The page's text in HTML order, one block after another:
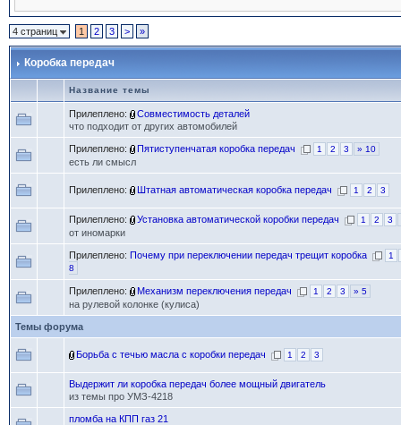
4 страниц 1 2 3 > »
Коробка передач
Название темы
Прилеплено:
Совместимость деталей
что подходит от других автомобилей
Прилеплено: Пятиступенчатая коробка передач 1 2 3 » 10
есть ли смысл
Прилеплено: Штатная автоматическая коробка передач 1 2 3
Прилеплено: Установка автоматической коробки передач 1 2 3
от иномарки
Прилеплено: Почему при переключении передач трещит коробка
1
8
Прилеплено: Механизм переключения передач 1 2 3 » 5
на рулевой колонке (кулиса)
Темы форума
Борьба с течью масла с коробки передач 1 2 3
Выдержит ли коробка передач более мощный двигатель
из темы про УМЗ-4218
пломба на КПП газ 21